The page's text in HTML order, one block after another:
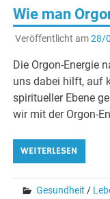
Wie man
Veröffentlicht am28/
Die Orgon-Energie
uns dabei hilft, auf
spiritueller Ebene
wir mit der Orgon-
WEITERLESEN
Gesundheit /